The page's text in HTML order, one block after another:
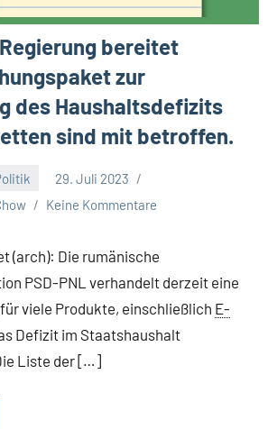
bereitet
zur
des Haushaltsdefizits
sind mit betroffen.
29. Juli 2023
Keine Kommentare
(arch): Die rumänische
PSD-PNL verhandelt derzeit eine
viele Produkte, einschließlich E-
Defizit im Staatshaushalt
Liste der […]